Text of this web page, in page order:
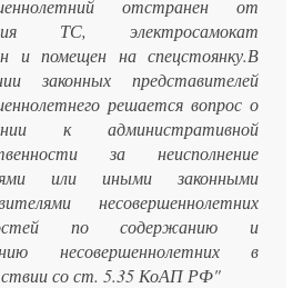
отстранен от
ТС, электросамокат
и помещен на спецстоянку.В
законных представителей
решается вопрос о
к административной
за неисполнение
или иными законными
несовершеннолетних
по содержанию и
несовершеннолетних в
со ст. 5.35 КоАП РФ"